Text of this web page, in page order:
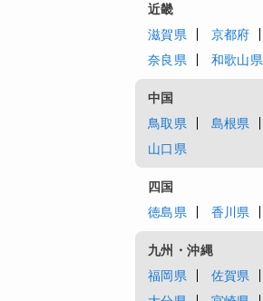
近畿
滋賀県
京都府
奈良県
和歌山県
中国
鳥取県
島根県
山口県
四国
徳島県
香川県
九州・沖縄
福岡県
佐賀県